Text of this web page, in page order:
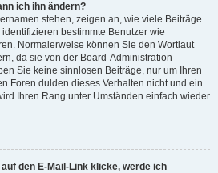
ich ihn ändern?
stehen, zeigen an, wie viele Beiträge
bestimmte Benutzer wie
Normalerweise können Sie den Wortlaut
da sie von der Board-Administration
Sie keine sinnlosen Beiträge, nur um Ihren
Foren dulden dieses Verhalten nicht und ein
Ihren Rang unter Umständen einfach wieder
den E-Mail-Link klicke, werde ich